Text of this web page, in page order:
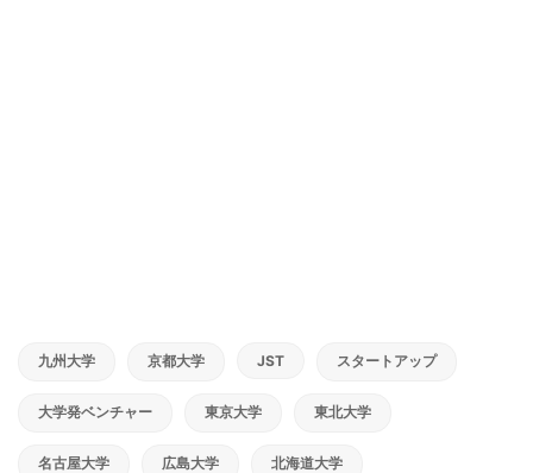
九州大学 京都大学 JST スタートアップ
大学発ベンチャー 東京大学 東北大学
名古屋大学 広島大学 北海道大学